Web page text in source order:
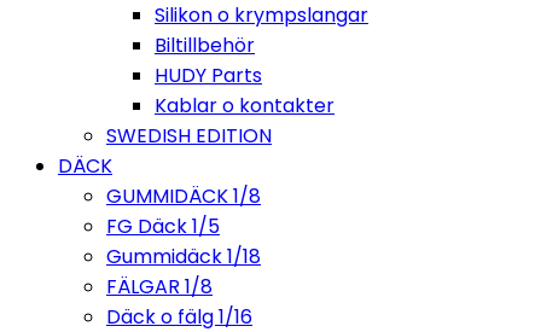
Silikon o krympslangar
Biltillbehör
HUDY Parts
Kablar o kontakter
SWEDISH EDITION
DÄCK
GUMMIDÄCK 1/8
FG Däck 1/5
Gummidäck 1/18
FÄLGAR 1/8
Däck o fälg 1/16